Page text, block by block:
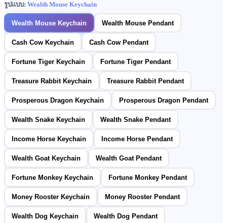
รูปแบบ: Wealth Mouse Keychain
Wealth Mouse Keychain Wealth Mouse Pendant
Cash Cow Keychain Cash Cow Pendant
Fortune Tiger Keychain Fortune Tiger Pendant
Treasure Rabbit Keychain Treasure Rabbit Pendant
Prosperous Dragon Keychain Prosperous Dragon Pendant
Wealth Snake Keychain Wealth Snake Pendant
Income Horse Keychain Income Horse Pendant
Wealth Goat Keychain Wealth Goat Pendant
Fortune Monkey Keychain Fortune Monkey Pendant
Money Rooster Keychain Money Rooster Pendant
Wealth Dog Keychain Wealth Dog Pendant